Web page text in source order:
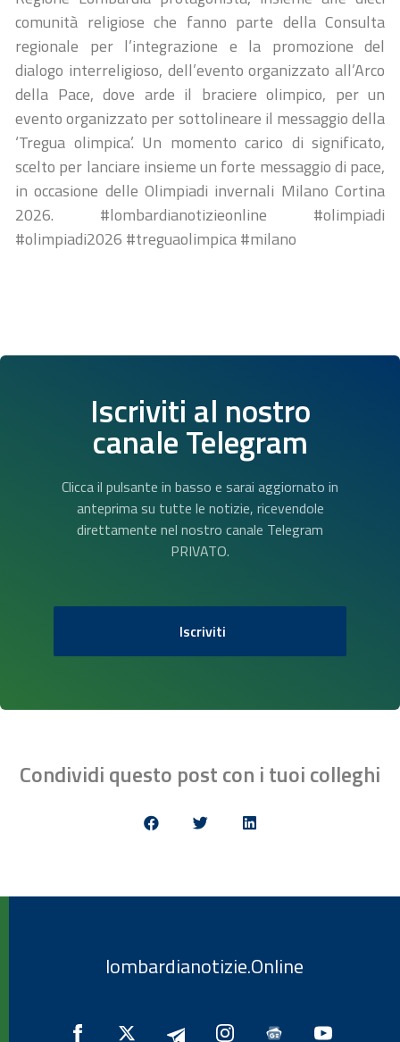
comunità religiose che fanno parte della Consulta
regionale per l’integrazione e la promozione del
dialogo interreligioso, dell’evento organizzato all’Arco
della Pace, dove arde il braciere olimpico, per un
evento organizzato per sottolineare il messaggio della
‘Tregua olimpica’. Un momento carico di significato,
scelto per lanciare insieme un forte messaggio di pace,
in occasione delle Olimpiadi invernali Milano Cortina
2026. #lombardianotizieonline #olimpiadi
#olimpiadi2026 #treguaolimpica #milano
Iscriviti al nostro
canale Telegram
Clicca il pulsante in basso e sarai aggiornato in
anteprima su tutte le notizie, ricevendole
direttamente nel nostro canale Telegram
PRIVATO.
Iscriviti
Condividi questo post con i tuoi colleghi
lombardianotizie.Online